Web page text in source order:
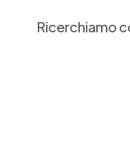
Ricerchiamo